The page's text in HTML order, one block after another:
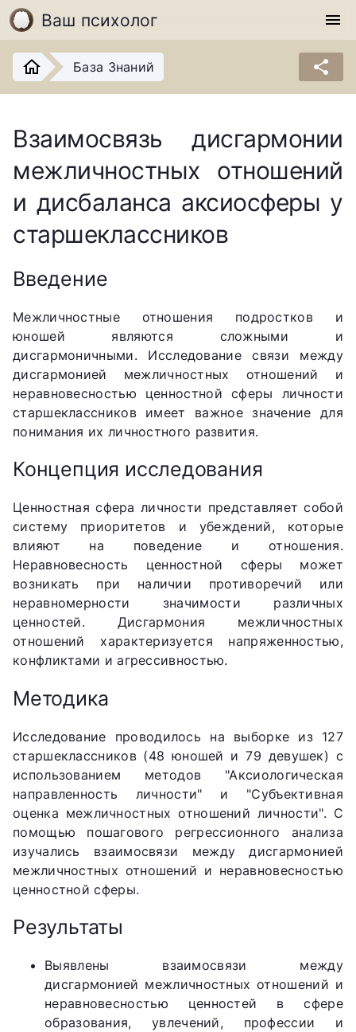
Ваш психолог menu
База Знаний share
Взаимосвязь дисгармонии
межличностных отношений
и дисбаланса аксиосферы у
старшеклассников
Введение
Межличностные отношения подростков и
юношей являются сложными и
дисгармоничными. Исследование связи между
дисгармонией межличностных отношений и
неравновесностью ценностной сферы личности
старшеклассников имеет важное значение для
понимания их личностного развития.
Концепция исследования
Ценностная сфера личности представляет собой
систему приоритетов и убеждений, которые
влияют на поведение и отношения.
Неравновесность ценностной сферы может
возникать при наличии противоречий или
неравномерности значимости различных
ценностей. Дисгармония межличностных
отношений характеризуется напряженностью,
конфликтами и агрессивностью.
Методика
Исследование проводилось на выборке из 127
старшеклассников (48 юношей и 79 девушек) с
использованием методов "Аксиологическая
направленность личности" и "Субъективная
оценка межличностных отношений личности". С
помощью пошагового регрессионного анализа
изучались взаимосвязи между дисгармонией
межличностных отношений и неравновесностью
ценностной сферы.
Результаты
Выявлены взаимосвязи между
дисгармонией межличностных отношений и
неравновесностью ценностей в сфере
образования, увлечений, профессии и